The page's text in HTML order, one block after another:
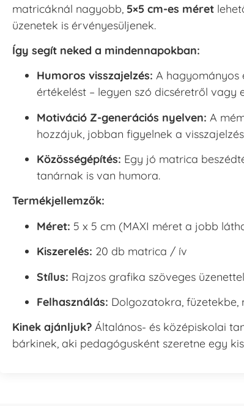
matricáknál nagyobb, 5×5 cm-es méret
üzenetek is érvényesüljenek.
Így segít neked a mindennapokban:
Humoros visszajelzés: A hagyományos
értékelést – legyen szó dicséretről vagy
Motiváció Z-generációs nyelven: A
hozzájuk, jobban figyelnek a
Közösségépítés: Egy jó matrica
tanárnak is van humora.
Termékjellemzők:
Méret: 5 x 5 cm (MAXI méret a jobb
Kiszerelés: 20 db matrica / ív
Stílus: Rajzos grafika szöveges üzenettel
Felhasználás: Dolgozatokra,
Kinek ajánljuk? Általános- és középiskolai
bárkinek, aki pedagógusként szeretne egy